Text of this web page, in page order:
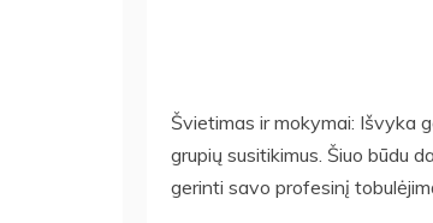
Švietimas ir mokymai: Išvyka
grupių susitikimus. Šiuo būdu
gerinti savo profesinį